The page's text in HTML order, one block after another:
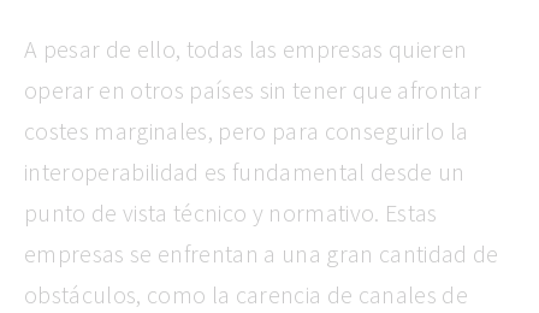
A pesar de ello, todas las empresas quieren
operar en otros países sin tener que afrontar
costes marginales, pero para conseguirlo la
interoperabilidad es fundamental desde un
punto de vista técnico y normativo. Estas
empresas se enfrentan a una gran cantidad de
obstáculos, como la carencia de canales de